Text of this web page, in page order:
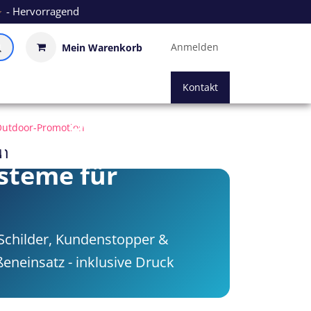
- Hervorragend
Mein Warenkorb Anmelden
Kontakt
Promotion
für
Kundenstopper &
- inklusive Druck